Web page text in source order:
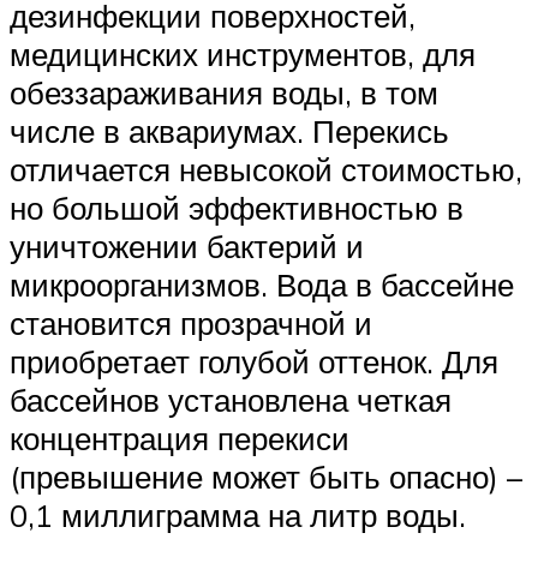
дезинфекции поверхностей,
медицинских инструментов, для
обеззараживания воды, в том
числе в аквариумах. Перекись
отличается невысокой стоимостью,
но большой эффективностью в
уничтожении бактерий и
микроорганизмов. Вода в бассейне
становится прозрачной и
приобретает голубой оттенок. Для
бассейнов установлена четкая
концентрация перекиси
(превышение может быть опасно) –
0,1 миллиграмма на литр воды.